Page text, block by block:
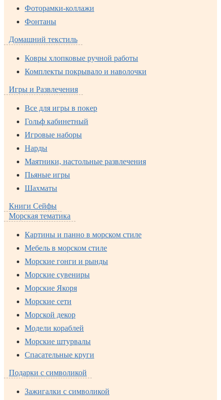
Фоторамки-коллажи
Фонтаны
Домашний текстиль
Ковры хлопковые ручной работы
Комплекты покрывало и наволочки
Игры и Развлечения
Все для игры в покер
Гольф кабинетный
Игровые наборы
Нарды
Маятники, настольные развлечения
Пьяные игры
Шахматы
Книги Сейфы
Морская тематика
Картины и панно в морском стиле
Мебель в морском стиле
Морские гонги и рынды
Морские сувениры
Морские Якоря
Морские сети
Морской декор
Модели кораблей
Морские штурвалы
Спасательные круги
Подарки с символикой
Зажигалки с символикой